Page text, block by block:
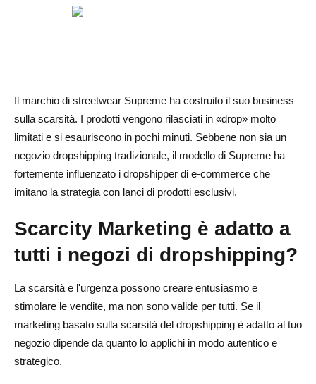
Il marchio di streetwear Supreme ha costruito il suo business
sulla scarsità. I prodotti vengono rilasciati in «drop» molto
limitati e si esauriscono in pochi minuti. Sebbene non sia un
negozio dropshipping tradizionale, il modello di Supreme ha
fortemente influenzato i dropshipper di e-commerce che
imitano la strategia con lanci di prodotti esclusivi.
Scarcity Marketing è adatto a
tutti i negozi di dropshipping?
La scarsità e l'urgenza possono creare entusiasmo e
stimolare le vendite, ma non sono valide per tutti. Se il
marketing basato sulla scarsità del dropshipping è adatto al tuo
negozio dipende da quanto lo applichi in modo autentico e
strategico.